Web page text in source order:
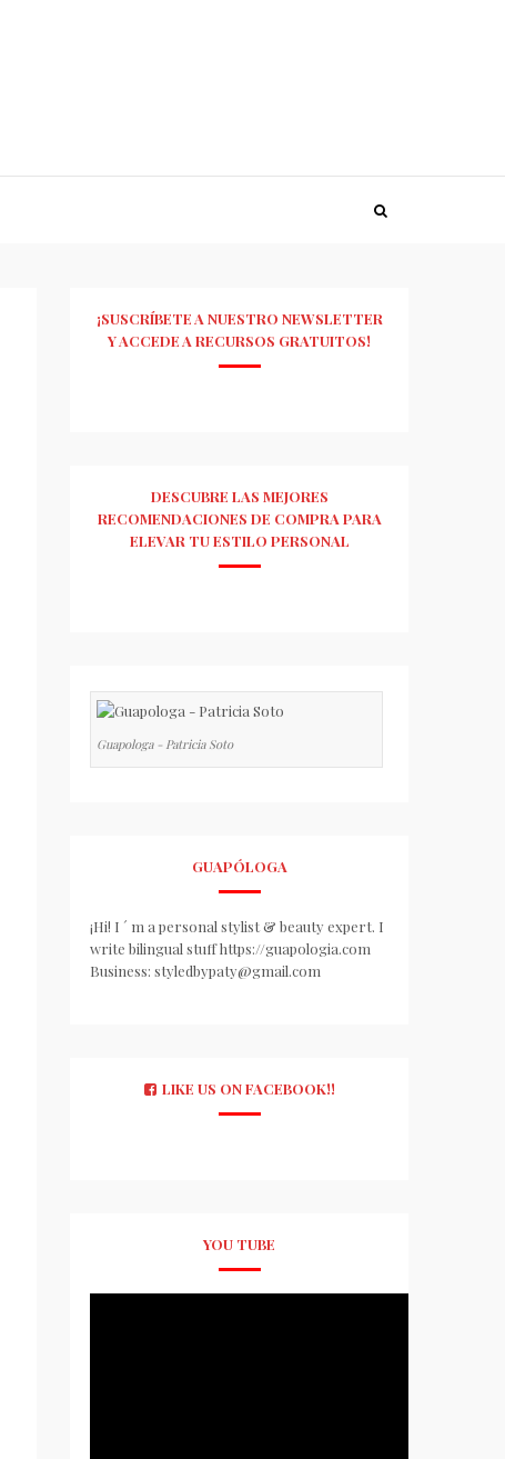
¡SUSCRÍBETE A NUESTRO NEWSLETTER
Y ACCEDE A RECURSOS GRATUITOS!
DESCUBRE LAS MEJORES
RECOMENDACIONES DE COMPRA PARA
ELEVAR TU ESTILO PERSONAL
Guapologa - Patricia Soto
GUAPÓLOGA
¡Hi! I ´ m a personal stylist & beauty expert. I
write bilingual stuff https://guapologia.com
Business: styledbypaty@gmail.com
LIKE US ON FACEBOOK!!
YOU TUBE